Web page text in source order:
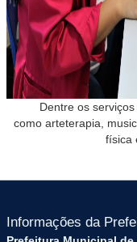
Dentre os
como arteterapia,
física
Informações da